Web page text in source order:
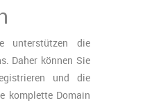
unterstützen die
Daher können Sie
und die
komplette Domain